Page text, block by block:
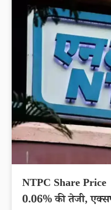
NTPC Share Price
0.06% की तेजी,